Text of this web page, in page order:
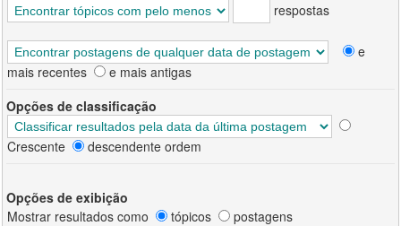
respostas
e
mais recentes
e mais antigas
Opções de classificação
Crescente descendente ordem
Opções de exibição
Mostrar resultados como
tópicos postagens